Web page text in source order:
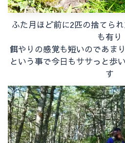
ふた月ほど前に2匹の捨てら
も有り
餌やりの感覚も短いのであま
という事で今日もササっと歩
す